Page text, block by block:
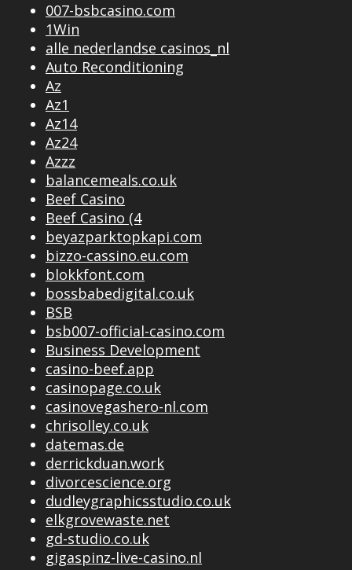
007-bsbcasino.com
1Win
alle nederlandse casinos_nl
Auto Reconditioning
Az
Az1
Az14
Az24
Azzz
balancemeals.co.uk
Beef Casino
Beef Casino (4
beyazparktopkapi.com
bizzo-cassino.eu.com
blokkfont.com
bossbabedigital.co.uk
BSB
bsb007-official-casino.com
Business Development
casino-beef.app
casinopage.co.uk
casinovegashero-nl.com
chrisolley.co.uk
datemas.de
derrickduan.work
divorcescience.org
dudleygraphicsstudio.co.uk
elkgrovewaste.net
gd-studio.co.uk
gigaspinz-live-casino.nl